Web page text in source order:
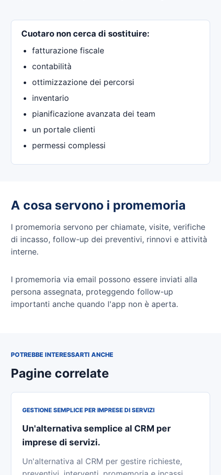
Cuotaro non cerca di sostituire:
fatturazione fiscale
contabilità
ottimizzazione dei percorsi
inventario
pianificazione avanzata dei team
un portale clienti
permessi complessi
A cosa servono i promemoria
I promemoria servono per chiamate, visite, verifiche
di incasso, follow-up dei preventivi, rinnovi e attività
interne.
I promemoria via email possono essere inviati alla
persona assegnata, proteggendo follow-up
importanti anche quando l'app non è aperta.
POTREBBE INTERESSARTI ANCHE
Pagine correlate
GESTIONE SEMPLICE PER IMPRESE DI SERVIZI
Un'alternativa semplice al CRM per
imprese di servizi.
Un'alternativa al CRM per gestire richieste,